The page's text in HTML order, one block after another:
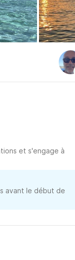
et s'engage à
avant le début de